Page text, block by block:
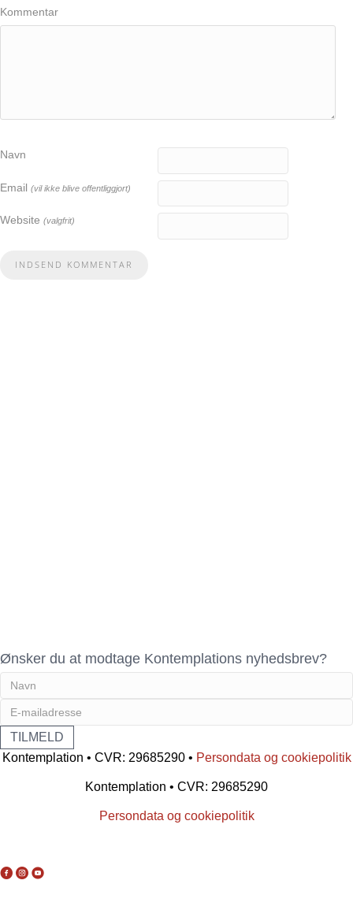
Kommentar
Navn
Email (vil ikke blive offentliggjort)
Website (valgfrit)
Ønsker du at modtage Kontemplations nyhedsbrev?
Kontemplation • CVR: 29685290 • Persondata og cookiepolitik
Kontemplation • CVR: 29685290
Persondata og cookiepolitik
You tube